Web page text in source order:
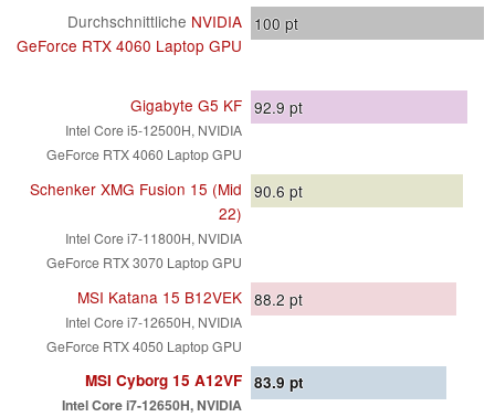
Durchschnittliche NVIDIA
GeForce RTX 4060 Laptop GPU
100 pt
Gigabyte G5 KF
Intel Core i5-12500H, NVIDIA
GeForce RTX 4060 Laptop GPU
92.9 pt
Schenker XMG Fusion 15 (Mid
22)
Intel Core i7-11800H, NVIDIA
GeForce RTX 3070 Laptop GPU
90.6 pt
MSI Katana 15 B12VEK
Intel Core i7-12650H, NVIDIA
GeForce RTX 4050 Laptop GPU
88.2 pt
MSI Cyborg 15 A12VF
Intel Core i7-12650H, NVIDIA
83.9 pt